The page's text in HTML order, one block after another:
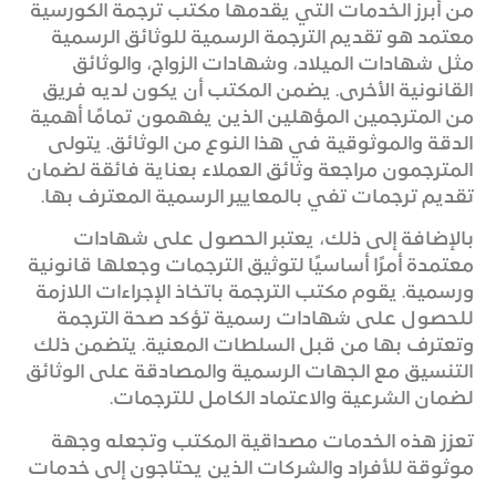
من أبرز الخدمات التي يقدمها مكتب ترجمة الكورسية
معتمد هو تقديم الترجمة الرسمية للوثائق الرسمية
مثل شهادات الميلاد، وشهادات الزواج، والوثائق
القانونية الأخرى. يضمن المكتب أن يكون لديه فريق
من المترجمين المؤهلين الذين يفهمون تمامًا أهمية
الدقة والموثوقية في هذا النوع من الوثائق. يتولى
المترجمون مراجعة وثائق العملاء بعناية فائقة لضمان
تقديم ترجمات تفي بالمعايير الرسمية المعترف بها.
بالإضافة إلى ذلك، يعتبر الحصول على شهادات
معتمدة أمرًا أساسيًا لتوثيق الترجمات وجعلها قانونية
ورسمية. يقوم مكتب الترجمة باتخاذ الإجراءات اللازمة
للحصول على شهادات رسمية تؤكد صحة الترجمة
وتعترف بها من قبل السلطات المعنية. يتضمن ذلك
التنسيق مع الجهات الرسمية والمصادقة على الوثائق
لضمان الشرعية والاعتماد الكامل للترجمات.
تعزز هذه الخدمات مصداقية المكتب وتجعله وجهة
موثوقة للأفراد والشركات الذين يحتاجون إلى خدمات